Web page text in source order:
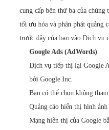
cung cấp bên thứ ba của
tối ưu hóa và phân phát quảng
trước đây của bạn vào Dịch vụ
Google Ads (AdWords)
Dịch vụ tiếp thị lại Google
bởi Google Inc.
Bạn có thể chọn không
Quảng cáo hiển thị hình
Mạng hiển thị của Google